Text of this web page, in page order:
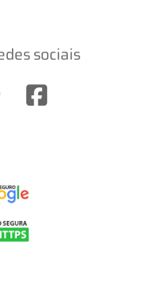
sociais